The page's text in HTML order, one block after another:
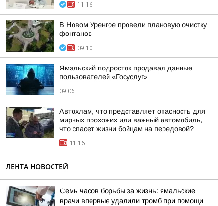
11:16
В Новом Уренгое провели плановую очистку
фонтанов
09:10
Ямальский подросток продавал данные
пользователей «Госуслуг»
09:06
Автохлам, что представляет опасность для
мирных прохожих или важный автомобиль,
что спасет жизни бойцам на передовой?
11:16
ЛЕНТА НОВОСТЕЙ
Семь часов борьбы за жизнь: ямальские
врачи впервые удалили тромб при помощи